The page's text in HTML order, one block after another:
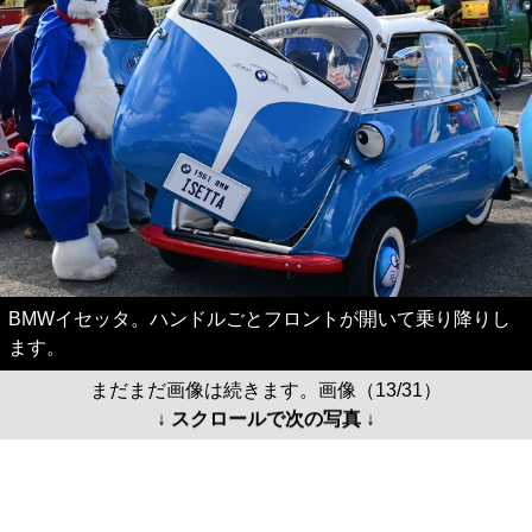
BMWイセッタ。ハンドルごとフロントが開いて乗り降りし
ます。
まだまだ画像は続きます。画像（13/31）
↓ スクロールで次の写真 ↓